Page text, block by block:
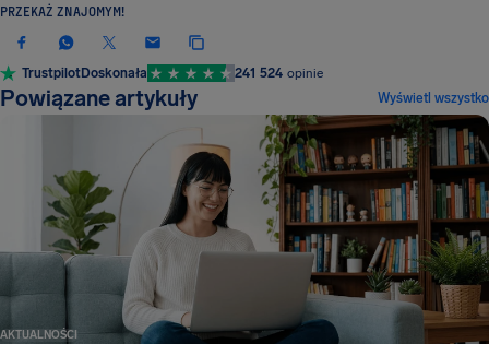
PRZEKAŻ ZNAJOMYM!
TrustpilotDoskonała 241 524 opinie
Powiązane artykuły Wyświetl wszystko
AKTUALNOŚCI